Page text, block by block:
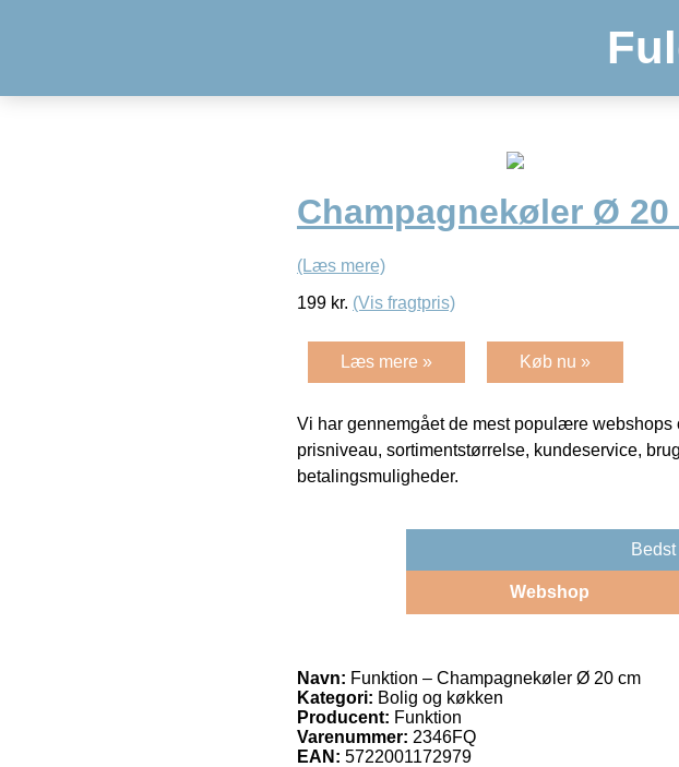
Champagnekøler Ø 20
(Læs mere)
199 kr. (Vis fragtpris)
Læs mere » Køb nu »
Vi har gennemgået de mest populære webshops
prisniveau, sortimentstørrelse, kundeservice,
betalingsmuligheder.
Webshop
Navn: Funktion – Champagnekøler Ø 20 cm
Kategori: Bolig og køkken
Producent: Funktion
Varenummer: 2346FQ
EAN: 5722001172979